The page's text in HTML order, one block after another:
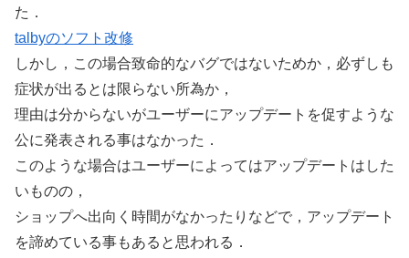
た．
talbyのソフト改修
しかし，この場合致命的なバグではないためか，必ずしも
症状が出るとは限らない所為か，
理由は分からないがユーザーにアップデートを促すような
公に発表される事はなかった．
このような場合はユーザーによってはアップデートはした
いものの，
ショップへ出向く時間がなかったりなどで，アップデート
を諦めている事もあると思われる．